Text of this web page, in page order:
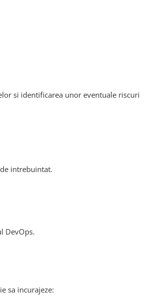
si identificarea unor eventuale riscuri
intrebuintat.
DevOps.
sa incurajeze: